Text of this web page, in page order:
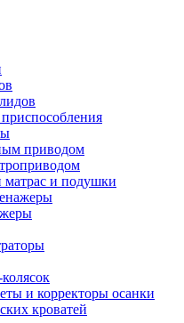
приводом
и подушки
и корректоры осанки
кроватей